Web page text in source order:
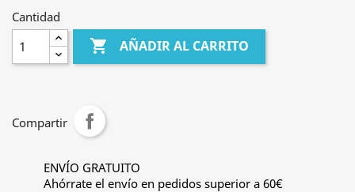
Cantidad
 AÑADIR AL CARRITO
Compartir
ENVÍO GRATUITO
Ahórrate el envío en pedidos superior a 60€